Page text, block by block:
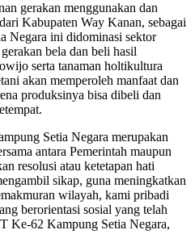
gerakan menggunakan dan
Kabupaten Way Kanan, sebagai
Negara ini didominasi sektor
bela dan beli hasil
serta tanaman holtikultura
akan memperoleh manfaat dan
produksinya bisa dibeli dan
Setia Negara merupakan
antara Pemerintah maupun
resolusi atau ketetapan hati
sikap, guna meningkatkan
wilayah, kami pribadi
berorientasi sosial yang telah
Ke-62 Kampung Setia Negara,